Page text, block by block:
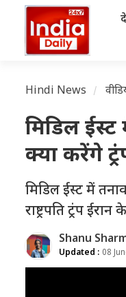
Hindi News
मिडिल
क्या करेंगे
मिडिल ईस्ट में
राष्ट्रपति ट्रंप
Shanu
Updated : 08